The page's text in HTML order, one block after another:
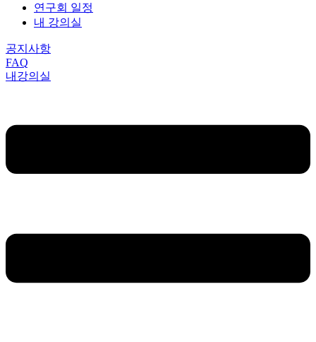
연구회 일정
내 강의실
공지사항
FAQ
내강의실